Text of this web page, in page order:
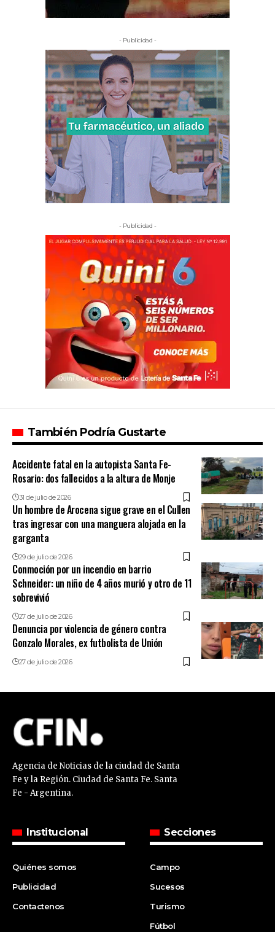
- Publicidad -
- Publicidad -
También Podría Gustarte
Accidente fatal en la autopista Santa Fe-
Rosario: dos fallecidos a la altura de Monje
31 de julio de 2026
Un hombre de Arocena sigue grave en el Cullen
tras ingresar con una manguera alojada en la
garganta
29 de julio de 2026
Conmoción por un incendio en barrio
Schneider: un niño de 4 años murió y otro de 11
sobrevivió
27 de julio de 2026
Denuncia por violencia de género contra
Gonzalo Morales, ex futbolista de Unión
27 de julio de 2026
Agencia de Noticias de la ciudad de Santa
Fe y la Región. Ciudad de Santa Fe. Santa
Fe - Argentina.
Institucional
Quiénes somos
Publicidad
Contactenos
Secciones
Campo
Sucesos
Turismo
Fútbol